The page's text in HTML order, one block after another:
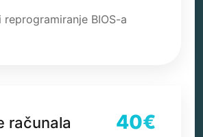
reprogramiranje BIOS-a
računala 40€